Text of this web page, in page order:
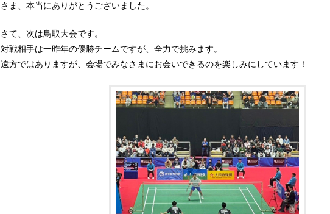
さま、本当にありがとうございました。
さて、次は鳥取大会です。
対戦相手は一昨年の優勝チームですが、全力で挑みます。
遠方ではありますが、会場でみなさまにお会いできるのを楽しみにしています！